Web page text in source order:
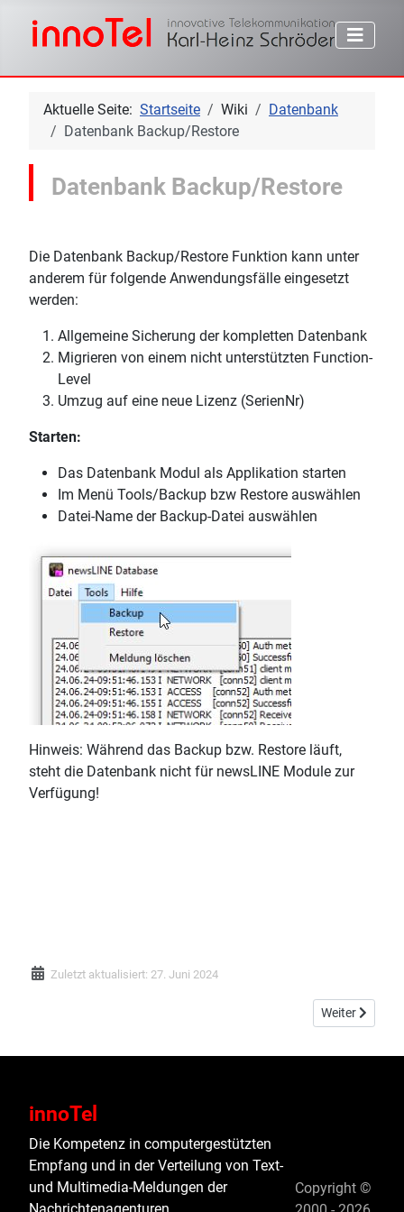
Aktuelle Seite: Startseite Wiki
Datenbank
Datenbank Backup/Restore
Datenbank Backup/Restore
Die Datenbank Backup/Restore Funktion kann unter
anderem für folgende Anwendungsfälle eingesetzt
werden:
Allgemeine Sicherung der kompletten Datenbank
Migrieren von einem nicht unterstützten Function-
Level
Umzug auf eine neue Lizenz (SerienNr)
Starten:
Das Datenbank Modul als Applikation starten
Im Menü Tools/Backup bzw Restore auswählen
Datei-Name der Backup-Datei auswählen
Hinweis: Während das Backup bzw. Restore läuft,
steht die Datenbank nicht für newsLINE Module zur
Verfügung!
Zuletzt aktualisiert: 27. Juni 2024
Nächster
Weiter
innoTel
Die Kompetenz in computergestützten
Empfang und in der Verteilung von Text-
und Multimedia-Meldungen der
Copyright ©